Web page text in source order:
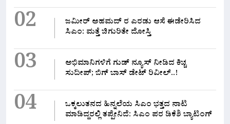
02
ಜಮೀರ್ ಅಹಮದ್ ರ ಎರಡು ಆಸೆ ಈಡೇರಿಸಿದ
ಸಿಎಂ: ಮತ್ತೆ ಚಿಗುರಿತೇ ದೋಸ್ತಿ
03
ಅಭಿಮಾನಿಗಳಿಗೆ ಗುಡ್ ನ್ಯೂಸ್ ನೀಡಿದ ಕಿಚ್ಚ
ಸುದೀಪ್; ಬಿಗ್ ಬಾಸ್ ಡೇಟ್ ರಿವೀಲ್..!
04
ಒಕ್ಕಲುತನದ ಹಿನ್ನಲೆಯ ಸಿಎಂ ಭತ್ತದ ನಾಟಿ
ಮಾಡಿದ್ದರಲ್ಲಿ‌ ತಪ್ಪೇನಿದೆ: ಸಿಎಂ ಪರ ಡಿಕೆಶಿ ಬ್ಯಾಟಿಂಗ್